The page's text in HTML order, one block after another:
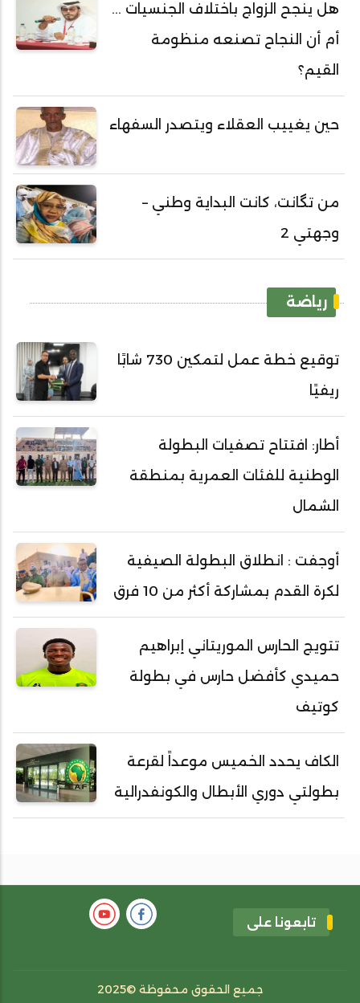
هل ينجح الزواج باختلاف الجنسيات ...
أم أن النجاح تصنعه منظومة
القيم؟
حين يغييب العقلاء ويتصدر السفهاء
من تگانت، كانت البداية وطني –
وجهتي 2
رياضة
توقيع خطة عمل لتمكين 730 شابًا
ريفيًا
أطار: افتتاح تصفيات البطولة
الوطنية للفئات العمرية بمنطقة
الشمال
أوجفت : انطلاق البطولة الصيفية
لكرة القدم بمشاركة أكثر من 10 فرق
تتويج الحارس الموريتاني إبراهيم
حميدي كأفضل حارس في بطولة
كوتيف
الكاف يحدد الخميس موعداً لقرعة
بطولتي دوري الأبطال والكونفدرالية
تابعونا على
جميع الحقوق محفوظة ©2025